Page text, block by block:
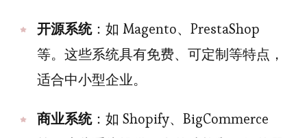
开源系统：如 Magento、PrestaShop
等。这些系统具有免费、可定制等特点，
适合中小型企业。
商业系统：如 Shopify、BigCommerce